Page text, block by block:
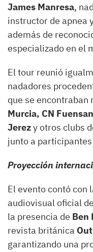
James Manresa,
instructor de apnea
además de
especializado en el
El tour reunió
nadadores
que se encontraban
Murcia, CN
Jerezy otros clubs
junto a
Proyección
El evento contó con
audiovisual oficial de
la presencia de Ben
revista británica
garantizando una